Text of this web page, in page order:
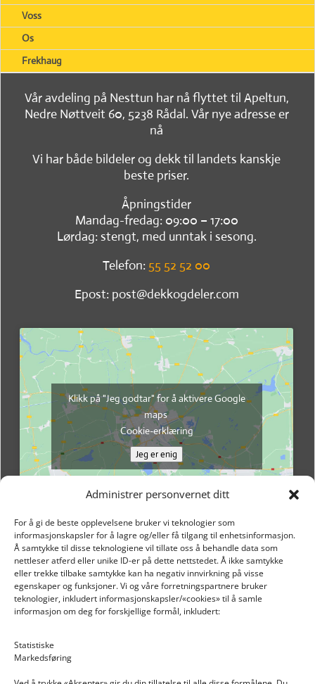
Administrer personvernet ditt
For å gi de beste opplevelsene bruker vi teknologier som
informasjonskapsler for å lagre og/eller få tilgang til enhetsinformasjon.
Å samtykke til disse teknologiene vil tillate oss å behandle data som
nettleser atferd eller unike ID-er på dette nettstedet. Å ikke samtykke
eller trekke tilbake samtykke kan ha negativ innvirkning på visse
egenskaper og funksjoner. Vi og våre forretningspartnere bruker
teknologier, inkludert informasjonskapsler/«cookies» til å samle
informasjon om deg for forskjellige formål, inkludert:
Statistiske
Markedsføring
Voss
Os
Frekhaug
Vår avdeling på Nesttun har nå flyttet til Apeltun,
Nedre Nøttveit 60, 5238 Rådal. Vår nye adresse er
nå
Vi har både bildeler og dekk til landets kanskje
beste priser.
Åpningstider
Mandag-fredag: 09:00 – 17:00
Lørdag: stengt, med unntak i sesong.
Telefon: 55 52 52 00
Epost: post@dekkogdeler.com
Klikk på "Jeg godtar" for å aktivere Google
maps
Cookie-erklæring
Jeg er enig